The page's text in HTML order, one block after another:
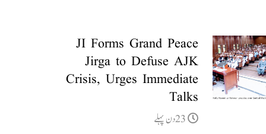
JI Forms Grand Peace
Jirga to Defuse AJK
Crisis, Urges Immediate
Talks